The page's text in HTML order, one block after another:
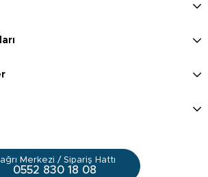
Merkezi / Sipariş Hattı
0552 830 18 08